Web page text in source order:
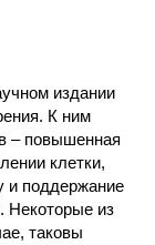
издании
К ним
– повышенная
клетки,
и поддержание
Некоторые из
таковы